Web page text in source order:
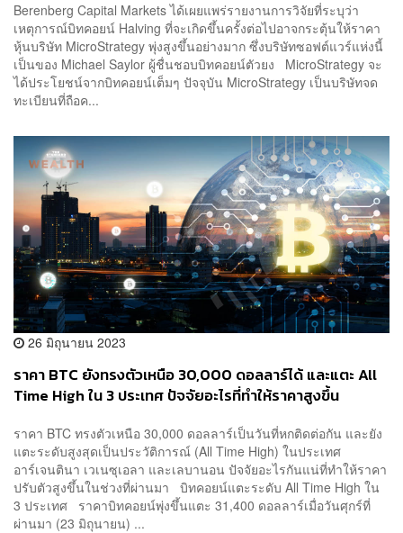
Berenberg Capital Markets ได้เผยแพร่รายงานการวิจัยที่ระบุว่า
เหตุการณ์บิทคอยน์ Halving ที่จะเกิดขึ้นครั้งต่อไปอาจกระตุ้นให้ราคา
หุ้นบริษัท MicroStrategy พุ่งสูงขึ้นอย่างมาก ซึ่งบริษัทซอฟต์แวร์แห่งนี้
เป็นของ Michael Saylor ผู้ชื่นชอบบิทคอยน์ตัวยง MicroStrategy จะ
ได้ประโยชน์จากบิทคอยน์เต็มๆ ปัจจุบัน MicroStrategy เป็นบริษัทจด
ทะเบียนที่ถือค...
26 มิถุนายน 2023
ราคา BTC ยังทรงตัวเหนือ 30,000 ดอลลาร์ได้ และแตะ All
Time High ใน 3 ประเทศ ปัจจัยอะไรที่ทำให้ราคาสูงขึ้น
ราคา BTC ทรงตัวเหนือ 30,000 ดอลลาร์เป็นวันที่หกติดต่อกัน และยัง
แตะระดับสูงสุดเป็นประวัติการณ์ (All Time High) ในประเทศ
อาร์เจนตินา เวเนซุเอลา และเลบานอน ปัจจัยอะไรกันแน่ที่ทำให้ราคา
ปรับตัวสูงขึ้นในช่วงที่ผ่านมา บิทคอยน์แตะระดับ All Time High ใน
3 ประเทศ ราคาบิทคอยน์พุ่งขึ้นแตะ 31,400 ดอลลาร์เมื่อวันศุกร์ที่
ผ่านมา (23 มิถุนายน) ...